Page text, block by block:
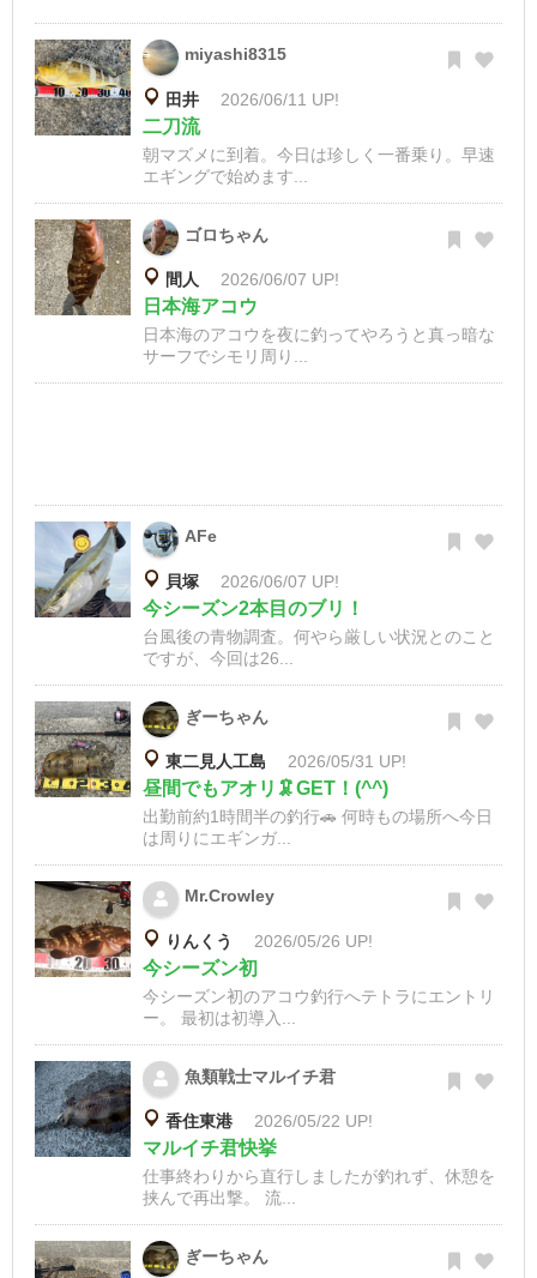
miyashi8315
田井 2026/06/11 UP!
二刀流
朝マズメに到着。今日は珍しく一番乗り。早速
エギングで始めます...
ゴロちゃん
間人 2026/06/07 UP!
日本海アコウ
日本海のアコウを夜に釣ってやろうと真っ暗な
サーフでシモリ周り...
AFe
貝塚 2026/06/07 UP!
今シーズン2本目のブリ！
台風後の青物調査。何やら厳しい状況とのこと
ですが、今回は26...
ぎーちゃん
東二見人工島 2026/05/31 UP!
昼間でもアオリ🦑GET！(^^)
出勤前約1時間半の釣行🚗 何時もの場所へ今日
は周りにエギンガ...
Mr.Crowley
りんくう 2026/05/26 UP!
今シーズン初
今シーズン初のアコウ釣行へテトラにエントリ
ー。 最初は初導入...
魚類戦士マルイチ君
香住東港 2026/05/22 UP!
マルイチ君快挙
仕事終わりから直行しましたが釣れず、休憩を
挟んで再出撃。 流...
ぎーちゃん